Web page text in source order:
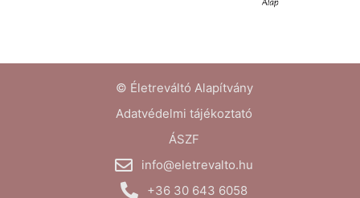
© Életreváltó Alapítvány
Adatvédelmi tájékoztató
ÁSZF
info@eletrevalto.hu
+36 30 643 6058